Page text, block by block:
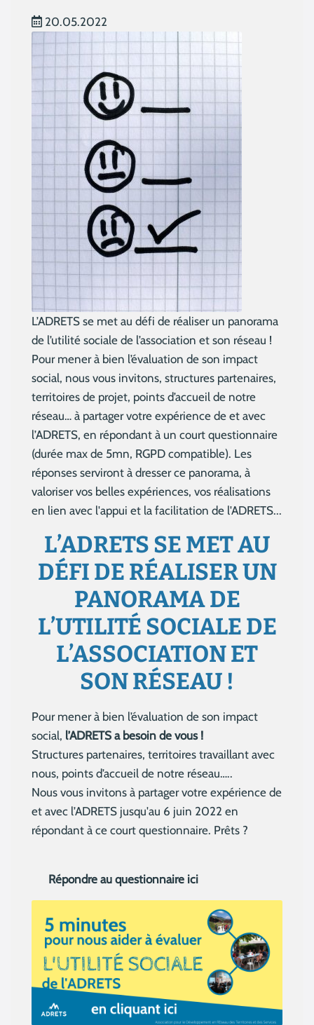
20.05.2022
L’ADRETS se met au défi de réaliser un panorama
de l’utilité sociale de l’association et son réseau !
Pour mener à bien l’évaluation de son impact
social, nous vous invitons, structures partenaires,
territoires de projet, points d’accueil de notre
réseau… à partager votre expérience de et avec
l’ADRETS, en répondant à un court questionnaire
(durée max de 5mn, RGPD compatible). Les
réponses serviront à dresser ce panorama, à
valoriser vos belles expériences, vos réalisations
en lien avec l'appui et la facilitation de l'ADRETS...
L’ADRETS SE MET AU
DÉFI DE RÉALISER UN
PANORAMA DE
L’UTILITÉ SOCIALE DE
L’ASSOCIATION ET
SON RÉSEAU !
Pour mener à bien l’évaluation de son impact
social, l’ADRETS a besoin de vous !
Structures partenaires, territoires travaillant avec
nous, points d’accueil de notre réseau…..
Nous vous invitons à partager votre expérience de
et avec l’ADRETS jusqu'au 6 juin 2022 en
répondant à ce court questionnaire. Prêts ?
Répondre au questionnaire ici